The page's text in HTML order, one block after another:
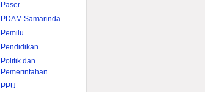
Paser
PDAM Samarinda
Pemilu
Pendidikan
Politik dan
Pemerintahan
PPU